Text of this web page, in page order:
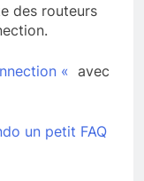
des routeurs
« avec
un petit FAQ